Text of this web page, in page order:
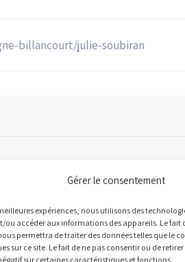
Gérer le consentement
expériences, nous utilisons des
ou accéder aux informations des appareils. Le fait
permettra de traiter des données telles que le
sur ce site. Le fait de ne pas consentir ou de
sur certaines caractéristiques et fonctions.
billancourt/julie-soubiran
Alphonse le Gallo 92100